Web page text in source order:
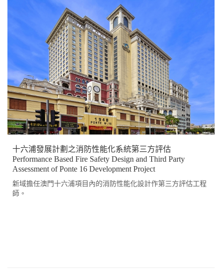
十六浦發展計劃之消防性能化系統第三方評估
Performance Based Fire Safety Design and Third Party
Assessment of Ponte 16 Development Project
新域擔任澳門十六浦項目內的消防性能化設計作第三方評估工程
師。